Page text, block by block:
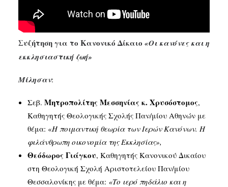
Συζήτηση για το Κανονικό Δίκαιο «Οι κανόνες και η
εκκλησιαστική ζωή»
Μίλησαν:
Σεβ. Μητροπολίτης Μεσσηνίας κ. Χρυσόστομος,
Καθηγητής Θεολογικής Σχολής Παν/μίου Αθηνών με
θέμα: «Η ποιμαντική θεωρία των Ιερών Κανόνων. Η
φιλάνθρωπη οικονομία της Εκκλησίας»,
Θεόδωρος Γιάγκου, Καθηγητής Κανονικού Δικαίου
στη Θεολογική Σχολή Αριστοτελείου Παν/μίου
Θεσσαλονίκης με θέμα: «Το ιερό πηδάλιο και η